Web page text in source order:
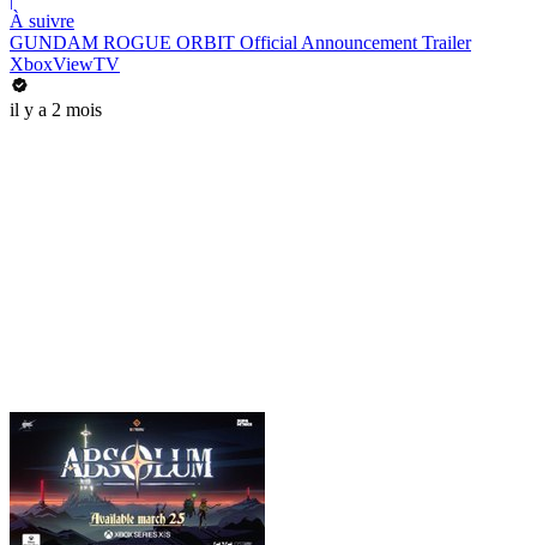
À suivre
GUNDAM ROGUE ORBIT Official Announcement Trailer
XboxViewTV
il y a 2 mois